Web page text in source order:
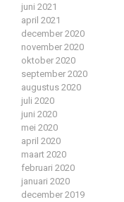
juni 2021
april 2021
december 2020
november 2020
oktober 2020
september 2020
augustus 2020
juli 2020
juni 2020
mei 2020
april 2020
maart 2020
februari 2020
januari 2020
december 2019